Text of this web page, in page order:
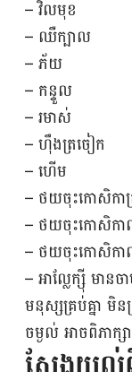
– វិល​មុខ
– ឈឺ​ក្បាល
– ភ័យ
– កន្ទួល
– រមាស់
– ហ៊ឹង​ត្រចៀក
– ហើម
– ថយចុះ​កោសិកា​
– ថយ​ចុះ​កោសិកា​
– ថយចុះ​កោសិក
– អាល្លែក្ស៊ី មា
មនុស្ស​គ្រប់​គ្នា​ មិ
ចម្ងល់​ អាច​ពិភាក្